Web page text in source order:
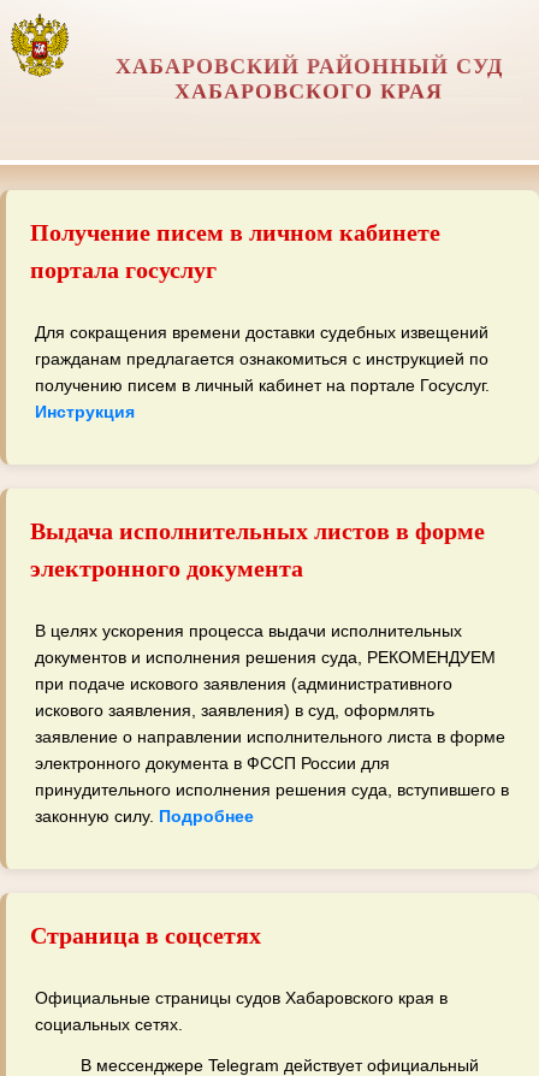
ХАБАРОВСКИЙ РАЙОННЫЙ СУД
ХАБАРОВСКОГО КРАЯ
Получение писем в личном кабинете
портала госуслуг
Для сокращения времени доставки судебных извещений
гражданам предлагается ознакомиться с инструкцией по
получению писем в личный кабинет на портале Госуслуг.
Инструкция
Выдача исполнительных листов в форме
электронного документа
В целях ускорения процесса выдачи исполнительных
документов и исполнения решения суда, РЕКОМЕНДУЕМ
при подаче искового заявления (административного
искового заявления, заявления) в суд, оформлять
заявление о направлении исполнительного листа в форме
электронного документа в ФССП России для
принудительного исполнения решения суда, вступившего в
законную силу. Подробнее
Страница в соцсетях
Официальные страницы судов Хабаровского края в
социальных сетях.
В мессенджере Telegram действует официальный